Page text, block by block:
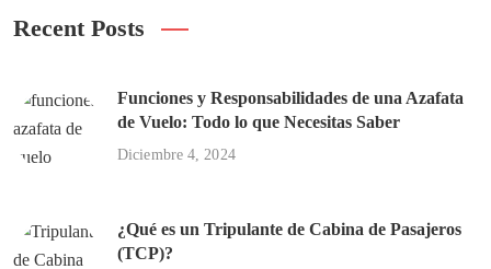
Recent Posts
Funciones y Responsabilidades de una Azafata
de Vuelo: Todo lo que Necesitas Saber
Diciembre 4, 2024
¿Qué es un Tripulante de Cabina de Pasajeros
(TCP)?